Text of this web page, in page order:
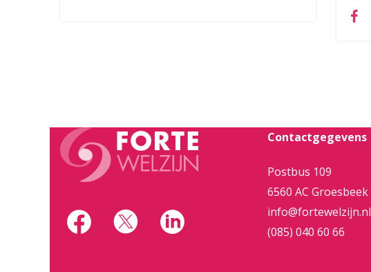
Contactgegevens
Postbus 109
6560 AC Groesbeek
info@fortewelzijn.nl
(085) 040 60 66